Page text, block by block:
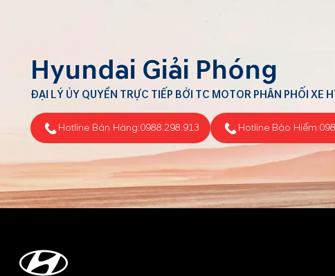
Hyundai Giải Phóng
ĐẠI LÝ ỦY QUYỀN TRỰC TIẾP BỞI TC MOTOR PHÂN PHỐI XE
Hotline Bán Hàng:0988.298.913 Hotline Bảo Hiểm: